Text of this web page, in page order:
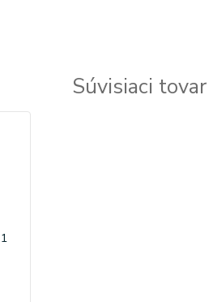
Súvisiaci tovar